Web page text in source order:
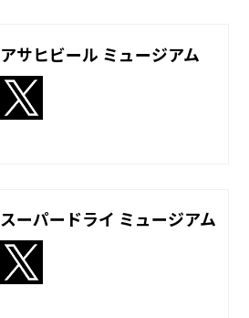
アサヒビール ミュージアム
スーパードライ ミュージアム